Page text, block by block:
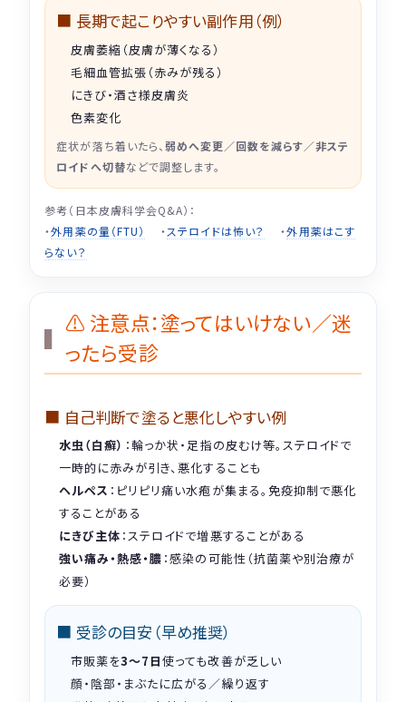
■ 長期で起こりやすい副作用（例）
皮膚萎縮（皮膚が薄くなる）
毛細血管拡張（赤みが残る）
にきび・酒さ様皮膚炎
色素変化
症状が落ち着いたら、 弱めへ変更／回数を減らす／非ステ
ロイドへ切替などで調整します。
参考（日本皮膚科学会Q&A）：
・外用薬の量（FTU） ・ステロイドは怖い？ ・外用薬はこす
らない？
⚠️ 注意点：塗ってはいけない／迷
ったら受診
■ 自己判断で塗ると悪化しやすい例
水虫（白癬） ：輪っか状・足指の皮むけ等。ステロイドで
一時的に赤みが引き、悪化することも
ヘルペス ：ピリピリ痛い水疱が集まる。免疫抑制で悪化
することがある
にきび主体 ：ステロイドで増悪することがある
強い痛み・熱感・膿 ：感染の可能性（抗菌薬や別治療が
必要）
■ 受診の目安（早め推奨）
市販薬を3〜7日使っても改善が乏しい
顔・陰部・まぶたに広がる／繰り返す